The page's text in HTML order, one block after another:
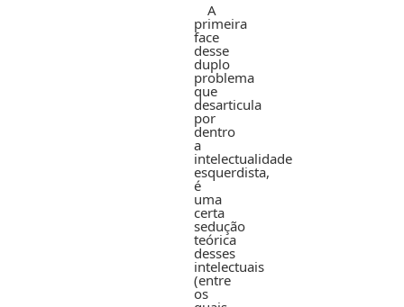
A
primeira
face
desse
duplo
problema
que
desarticula
por
dentro
a
intelectualidade
esquerdista,
é
uma
certa
sedução
teórica
desses
intelectuais
(entre
os